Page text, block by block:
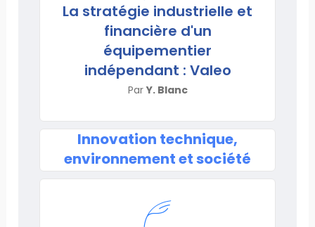
La stratégie industrielle et
financière d'un
équipementier
indépendant : Valeo
ParY. Blanc
Innovation technique,
environnement et société